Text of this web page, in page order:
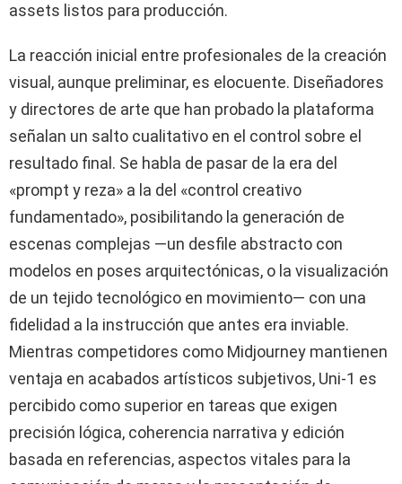
assets listos para producción.
La reacción inicial entre profesionales de la creación
visual, aunque preliminar, es elocuente. Diseñadores
y directores de arte que han probado la plataforma
señalan un salto cualitativo en el control sobre el
resultado final. Se habla de pasar de la era del
«prompt y reza» a la del «control creativo
fundamentado», posibilitando la generación de
escenas complejas —un desfile abstracto con
modelos en poses arquitectónicas, o la visualización
de un tejido tecnológico en movimiento— con una
fidelidad a la instrucción que antes era inviable.
Mientras competidores como Midjourney mantienen
ventaja en acabados artísticos subjetivos, Uni-1 es
percibido como superior en tareas que exigen
precisión lógica, coherencia narrativa y edición
basada en referencias, aspectos vitales para la